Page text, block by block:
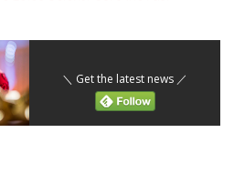
＼ Get the latest news ／